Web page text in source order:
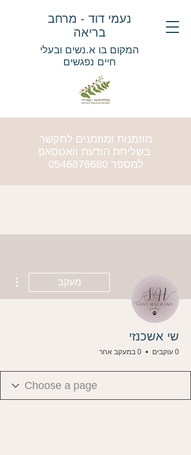
נעמי דוד - מרחב
בריאה
המקום בו א.נשים ובעלי
חיים נפגשים
מוזמנות ומוזמנים לתקשר
בשליחת הודעת וואטסאפ
למספר 0546876680
מעקב
שי אשכנזי
0 עוקבים 0 במעקב אחר